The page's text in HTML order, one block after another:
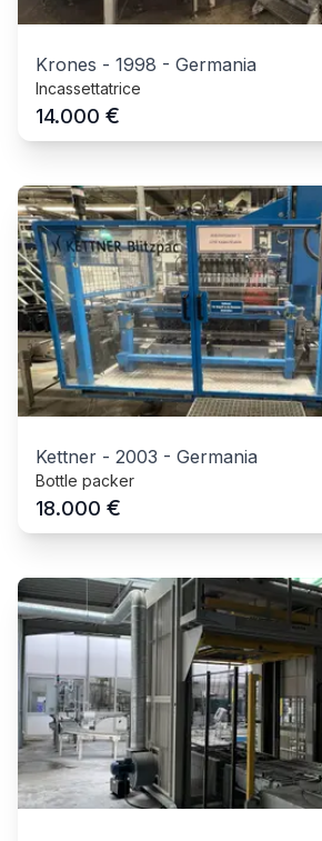
Krones - 1998 - Germania
Incassettatrice
14.000 €
Kettner - 2003 - Germania
Bottle packer
18.000 €